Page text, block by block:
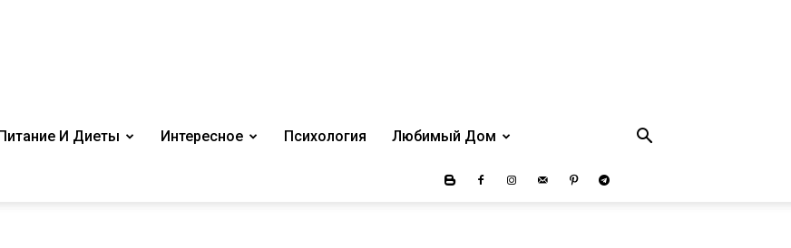
И Диеты Интересное Психология Любимый Дом